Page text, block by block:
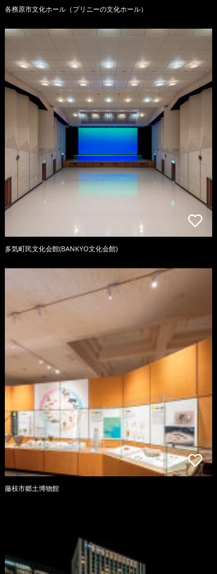
各務原市文化ホール（プリニーの文化ホール）
多気町民文化会館(BANKYO文化会館)
藤枝市郷土博物館